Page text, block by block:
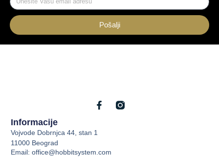
Pošalji
Informacije
Vojvode Dobrnjca 44, stan 1
11000 Beograd
Email: office@hobbitsystem.com